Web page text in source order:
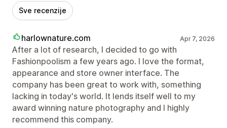
Sve recenzije
harlownature.com Apr 7, 2026
After a lot of research, I decided to go with
Fashionpoolism a few years ago. I love the format,
appearance and store owner interface. The
company has been great to work with, something
lacking in today's world. It lends itself well to my
award winning nature photography and I highly
recommend this company.